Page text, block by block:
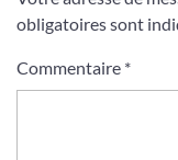
obligatoires sont
Commentaire *